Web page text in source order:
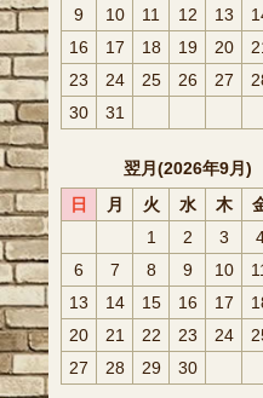
9
10 11 12 13
16
17 18 19 20
23
24 25 26 27
30
31
翌月(2026年9月)
日
月 火 水 木
1
2 3
6
7 8 9 10
13
14 15 16 17
20
21 22 23 24
27
28 29 30